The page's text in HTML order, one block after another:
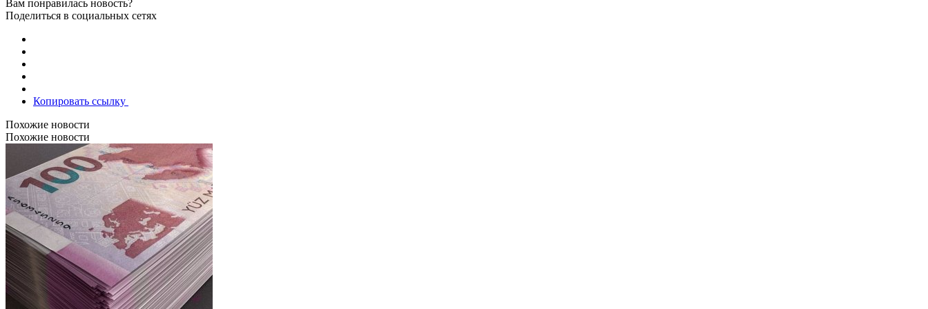
Вам понравилась новость?
Поделиться в социальных сетях
Копировать ссылку
Похожие новости
Похожие новости